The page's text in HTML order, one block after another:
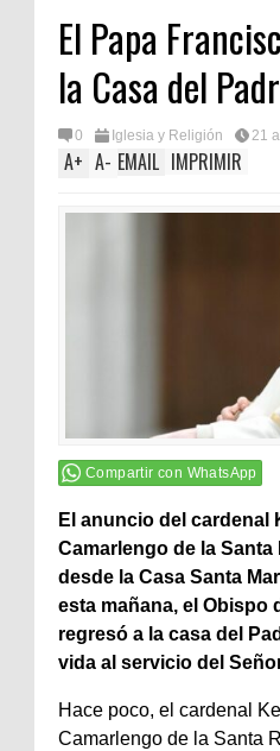
El Papa
la Casa del
0 Iglesia y Religión 21
A+ A- EMAIL IMPRIMIR
Compartir con WhatsApp
El anuncio del cardenal
Camarlengo de la Santa
desde la Casa Santa
esta mañana, el Obispo
regresó a la casa del
vida al servicio del
Hace poco, el cardenal
Camarlengo de la Santa